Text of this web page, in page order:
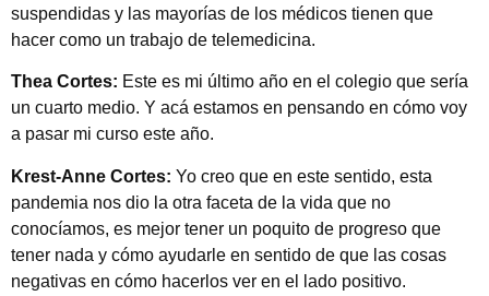
suspendidas y las mayorías de los médicos tienen que
hacer como un trabajo de telemedicina.
Thea Cortes: Este es mi último año en el colegio que sería
un cuarto medio. Y acá estamos en pensando en cómo voy
a pasar mi curso este año.
Krest-Anne Cortes: Yo creo que en este sentido, esta
pandemia nos dio la otra faceta de la vida que no
conocíamos, es mejor tener un poquito de progreso que
tener nada y cómo ayudarle en sentido de que las cosas
negativas en cómo hacerlos ver en el lado positivo.